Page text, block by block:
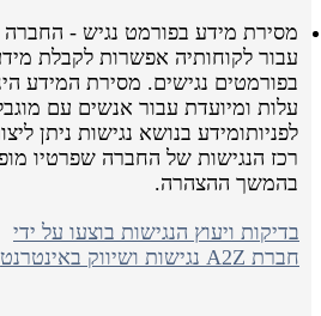
מסירת מידע בפורמט נגיש - החברה
עבור לקוחותיה אפשרות לקבלת מידע
בפורמטים נגישים. מסירת המידע
עלות ומיועדת עבור אנשים עם
לפניותומידע בנושא נגישות ניתן
רכז הנגישות של החברה שפרטיו
בהמשך ההצהרה.
בדיקות ויעוץ הנגישות בוצעו על ידי
חברת A2Z נגישות ושיווק באינטרנט